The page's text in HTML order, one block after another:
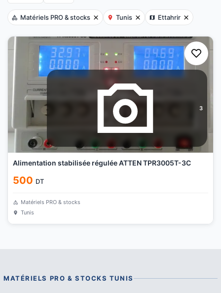
Matériels PRO & stocks Tunis Ettahrir
3
Alimentation stabilisée régulée ATTEN TPR3005T-3C
500 DT
Matériels PRO & stocks
Tunis
MATÉRIELS PRO & STOCKS TUNIS